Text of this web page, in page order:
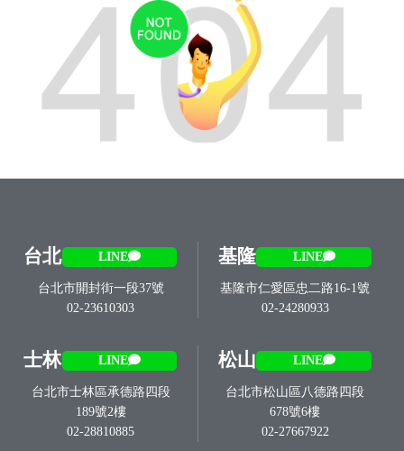
台北 LINE
台北市開封街一段37號
02-23610303
基隆 LINE
基隆市仁愛區忠二路16-1號
02-24280933
士林 LINE
台北市士林區承德路四段
189號2樓
02-28810885
松山 LINE
台北市松山區八德路四段
678號6樓
02-27667922